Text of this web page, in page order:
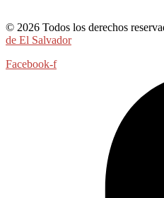
© 2026 Todos los derechos
de El Salvador
Facebook-f